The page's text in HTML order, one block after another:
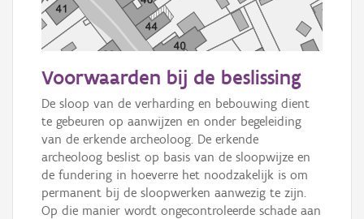
Informatie Vlaanderen
i
+ −
Voorwaarden bij de beslissing
De sloop van de verharding en bebouwing dient
te gebeuren op aanwijzen en onder begeleiding
van de erkende archeoloog. De erkende
archeoloog beslist op basis van de sloopwijze en
de fundering in hoeverre het noodzakelijk is om
permanent bij de sloopwerken aanwezig te zijn.
Op die manier wordt ongecontroleerde schade aan